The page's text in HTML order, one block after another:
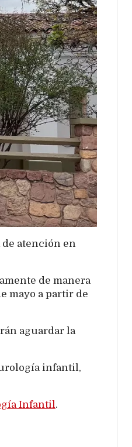
de atención en
de manera
mayo a partir de
aguardar la
infantil,
Infantil.